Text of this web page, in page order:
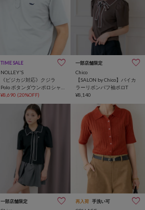
TIME SALE
NOLLEY'S
《ビジカジ対応》クジラ
Polo ボタンダウンポロシャ
ツ 26SS
¥8,690 (20%OFF)
一部店舗限定
Chico
【SALON by Chico】バイカ
ラーリボンパフ袖ポロT
¥8,140
一部店舗限定 再入荷 手洗い可